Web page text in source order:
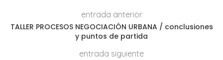
entrada anterior
TALLER PROCESOS NEGOCIACIÓN URBANA / conclusiones
y puntos de partida
entrada siguiente